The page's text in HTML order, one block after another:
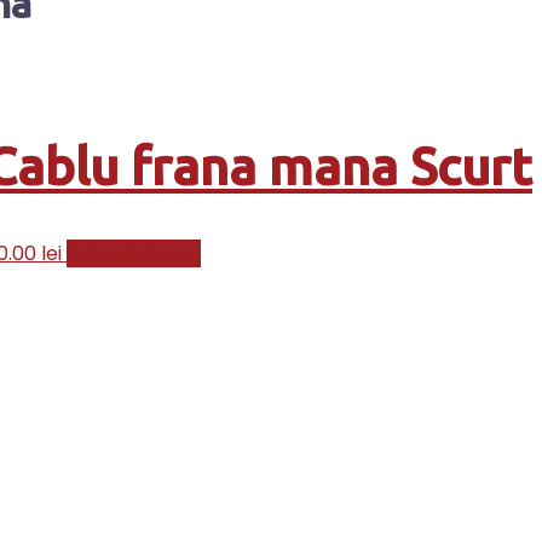
frana mana Scurt
lei